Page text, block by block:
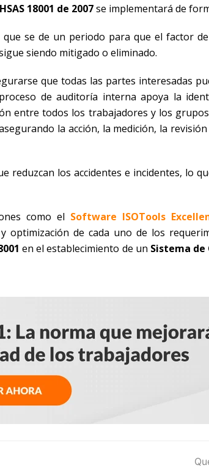
18001 de 2007se implementará de
se de un periodo para que el factor
siendo mitigado o eliminado.
que todas las partes interesadas
de auditoría interna apoya la
entre todos los trabajadores y los
la acción, la medición, la
reduzcan los accidentes e incidentes, lo
como el Software ISOTools
optimización de cada uno de los
en el establecimiento de un Sistema de